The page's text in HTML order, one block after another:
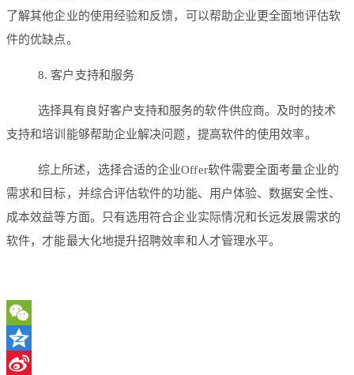
了解其他企业的使用经验和反馈，可以帮助企业更全面地评估软
件的优缺点。
8. 客户支持和服务
选择具有良好客户支持和服务的软件供应商。及时的技术
支持和培训能够帮助企业解决问题，提高软件的使用效率。
综上所述，选择合适的企业Offer软件需要全面考量企业的
需求和目标，并综合评估软件的功能、用户体验、数据安全性、
成本效益等方面。只有选用符合企业实际情况和长远发展需求的
软件，才能最大化地提升招聘效率和人才管理水平。
WeChat
Qzone